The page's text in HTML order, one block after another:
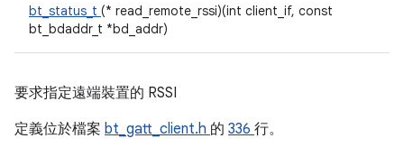
bt_status_t (* read_remote_rssi)(int client_if, const
bt_bdaddr_t *bd_addr)
要求指定遠端裝置的 RSSI
定義位於檔案 bt_gatt_client.h 的 336 行。